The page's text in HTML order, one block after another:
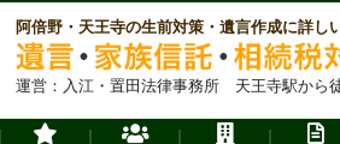
阿倍野・天王寺の生前対策・遺言作成に詳し
運営：入江・置田法律事務所 天王寺駅から